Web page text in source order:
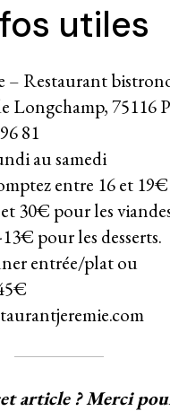
utiles
– Restaurant
Longchamp, 75116
81
au samedi
entre 16 et
30€ pour les
pour les desserts.
entrée/plat ou
article ? Merci